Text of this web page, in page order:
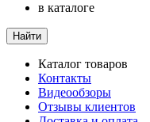
в каталоге
Найти
Каталог товаров
Контакты
Видеообзоры
Отзывы клиентов